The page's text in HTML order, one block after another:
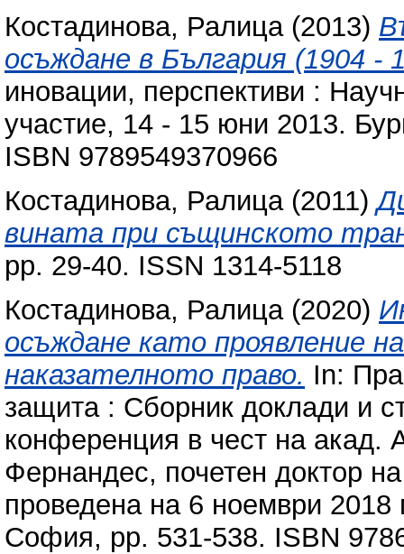
Костадинова, Ралица(2013)
осъждане в България (1904 -
иновации, перспективи :
участие, 14 - 15 юни 2013.
ISBN 9789549370966
Костадинова, Ралица(2011)
вината при същинското
pp. 29-40. ISSN 1314-5118
Костадинова, Ралица(2020)
осъждане като проявление
наказателното право. In:
защита : Сборник доклади и
конференция в чест на акад.
Фернандес, почетен доктор
проведена на 6 ноември 2018
София, pp. 531-538. ISBN